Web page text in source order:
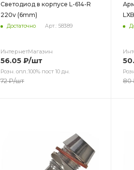
Светодиод в корпусе L-614-R
220v (6mm)
Достаточно Арт.: 58389
ИнтернетМагазин
56.05 ₽/шт
Розн. опл.:100% пост 10 дн.
72₽/шт 80